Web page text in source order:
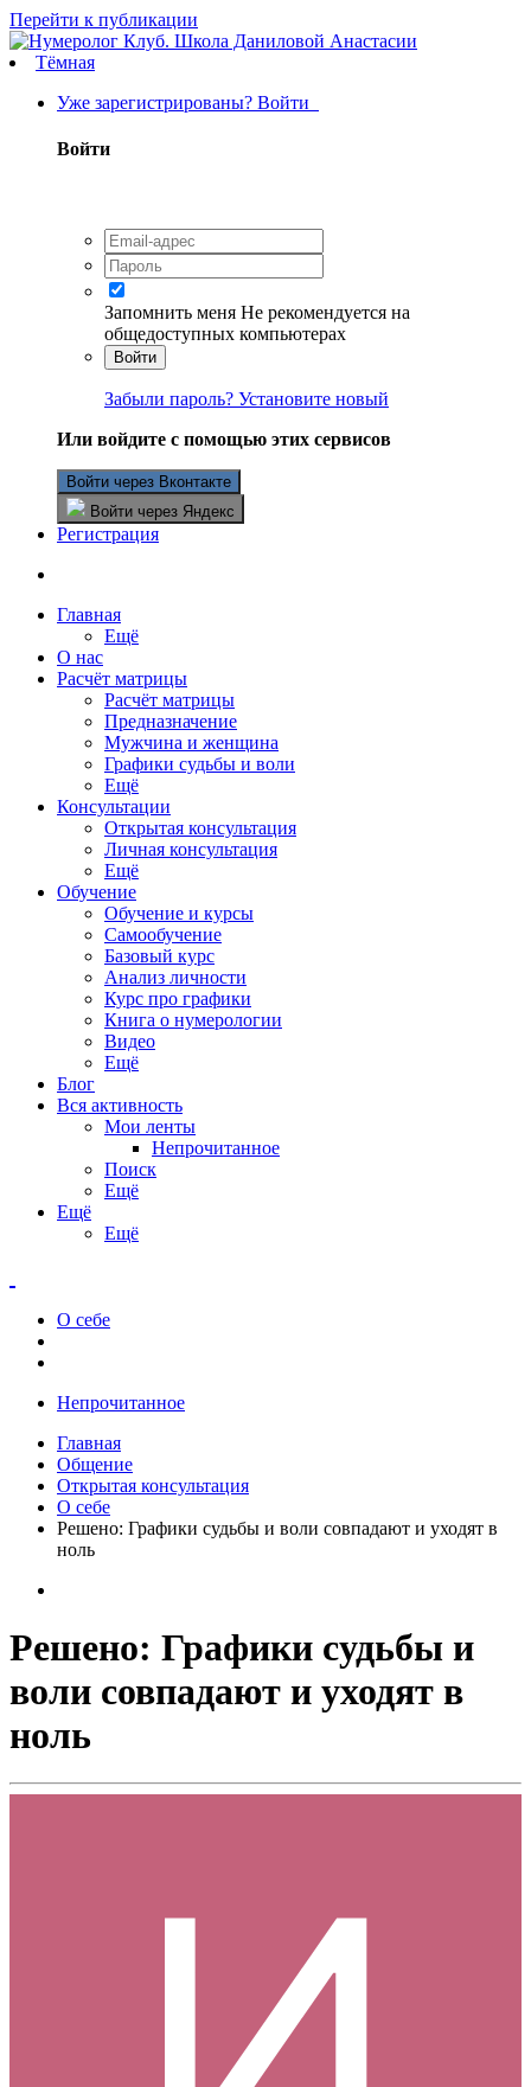
Перейти к публикации
Тёмная
Уже зарегистрированы? Войти
Войти
Запомнить меня Не рекомендуется на
общедоступных компьютерах
Войти
Забыли пароль? Установите новый
Или войдите с помощью этих сервисов
Войти через Вконтакте
Войти через Яндекс
Регистрация
Главная
Ещё
О нас
Расчёт матрицы
Расчёт матрицы
Предназначение
Мужчина и женщина
Графики судьбы и воли
Ещё
Консультации
Открытая консультация
Личная консультация
Ещё
Обучение
Обучение и курсы
Самообучение
Базовый курс
Анализ личности
Курс про графики
Книга о нумерологии
Видео
Ещё
Блог
Вся активность
Мои ленты
Непрочитанное
Поиск
Ещё
Ещё
Ещё
О себе
Непрочитанное
Главная
Общение
Открытая консультация
О себе
Решено: Графики судьбы и воли совпадают и уходят в
ноль
Решено: Графики судьбы и
воли совпадают и уходят в
ноль